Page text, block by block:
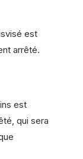
est
arrêté.
est
qui sera